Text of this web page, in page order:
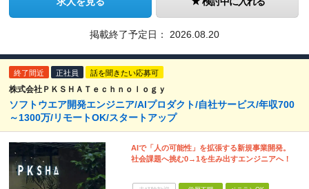
掲載終了予定日： 2026.08.20
終了間近 正社員 話を聞きたい応募可
株式会社ＰＫＳＨＡＴｅｃｈｎｏｌｏｇｙ
ソフトウエア開発エンジニア/AIプロダクト/自社サービス/年収700
～1300万/リモートOK/スタートアップ
AIで「人の可能性」を拡張する新規事業開発。
社会課題へ挑む0→1を生み出すエンジニアへ！